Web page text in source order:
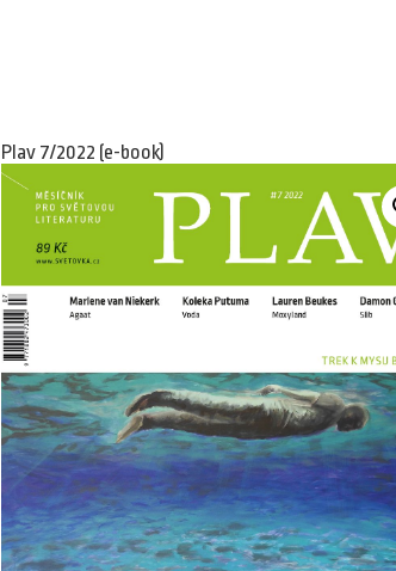
Plav 7/2022 (e-book)